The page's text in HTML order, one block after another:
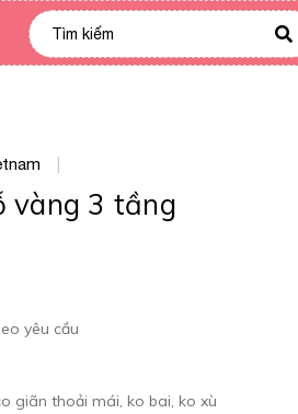
vàng 3 tầng
yêu cầu
giãn thoải mái, ko bai, ko xù